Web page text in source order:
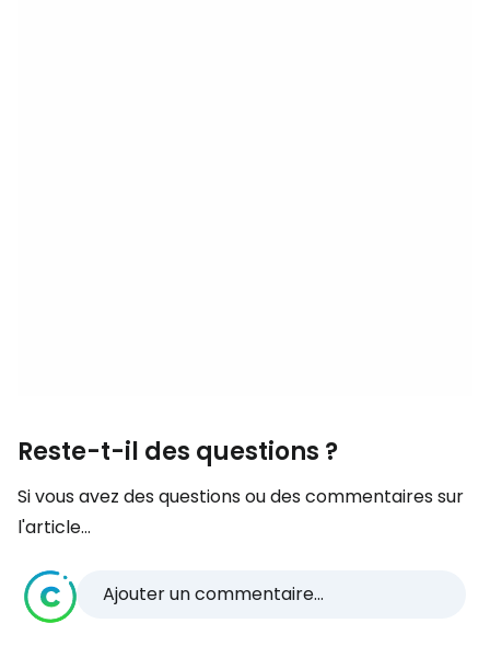
Reste-t-il des questions ?
Si vous avez des questions ou des commentaires sur
l'article...
Ajouter un commentaire...